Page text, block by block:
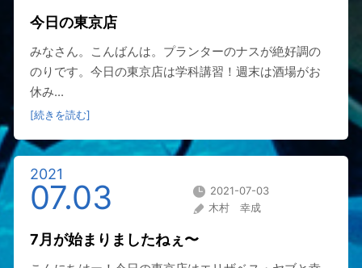
今日の東京店
みなさん。こんばんは。プランターのナスが絶好調の
のりです。今日の東京店は学科講習！週末は酒場がお
休み...
[続きを読む]
2021
07.03
2021-07-03
木村 幸成
7月が始まりましたねぇ〜